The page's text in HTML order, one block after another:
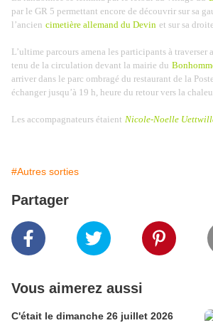
par le GR 5 permettant encore de découvrir sur sa
l’ancien cimetière allemand du Devin et sur sa
L’ultime parcours amena les participants à traverser
tenu de la circulation devant la mairie du
arriver dans le parc ombragé du restaurant de la
échanger jusqu’à 19 h, heure du retour vers la
Les accompagnateurs étaient Nicole-Noelle
#Autres sorties
Partager
Vous aimerez aussi
C'était le dimanche 26 juillet 2026